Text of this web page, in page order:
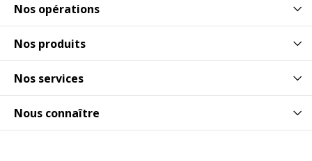
Nos opérations
Nos produits
Nos services
Nous connaître